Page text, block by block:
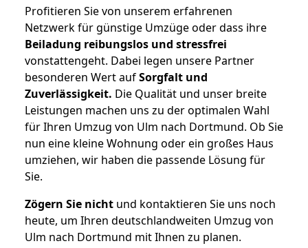
Profitieren Sie von unserem erfahrenen
Netzwerk für günstige Umzüge oder dass ihre
Beiladung reibungslos und stressfrei
vonstattengeht. Dabei legen unsere Partner
besonderen Wert aufSorgfalt und
Zuverlässigkeit. Die Qualität und unser breite
Leistungen machen uns zu der optimalen Wahl
für Ihren Umzug von Ulm nach Dortmund. Ob Sie
nun eine kleine Wohnung oder ein großes Haus
umziehen, wir haben die passende Lösung für
Sie.
Zögern Sie nicht und kontaktieren Sie uns noch
heute, um Ihren deutschlandweiten Umzug von
Ulm nach Dortmund mit Ihnen zu planen.